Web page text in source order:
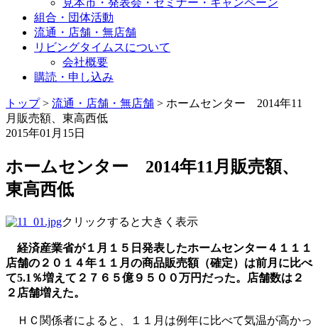
組合・団体活動
流通・店舗・無店舗
リビングタイムスについて
会社概要
購読・申し込み
トップ> 流通・店舗・無店舗 > ホームセンター 2014年11
月販売額、東高西低
2015年01月15日
ホームセンター 2014年11月販売額、
東高西低
​クリックすると大きく表示
経済産業省が１月１５日発表したホームセンター４１１１
店舗の２０１４年１１月の商品販売額（確定）は前月に比べ
て5.1％増えて２７６５億９５００万円だった。店舗数は２
２店舗増えた。
ＨＣ関係者によると、１１月は例年に比べて気温が高かっ